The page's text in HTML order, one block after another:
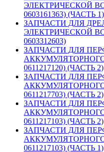
ЭЛЕКТРИЧЕСКОЙ
0603161363) (ЧАСТЬ 1)
ЗАПЧАСТИ ДЛЯ
ЭЛЕКТРИЧЕСКОЙ
0603312603)
ЗАПЧАСТИ ДЛЯ
АККУМУЛЯТОРНОГО
0611217120) (ЧАСТЬ 2)
ЗАПЧАСТИ ДЛЯ
АККУМУЛЯТОРНОГО
0611217703) (ЧАСТЬ 2)
ЗАПЧАСТИ ДЛЯ
АККУМУЛЯТОРНОГО
0611217103) (ЧАСТЬ 2)
ЗАПЧАСТИ ДЛЯ
АККУМУЛЯТОРНОГО
0611217103) (ЧАСТЬ 1)